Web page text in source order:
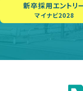
新卒採用エントリ
マイナビ2028